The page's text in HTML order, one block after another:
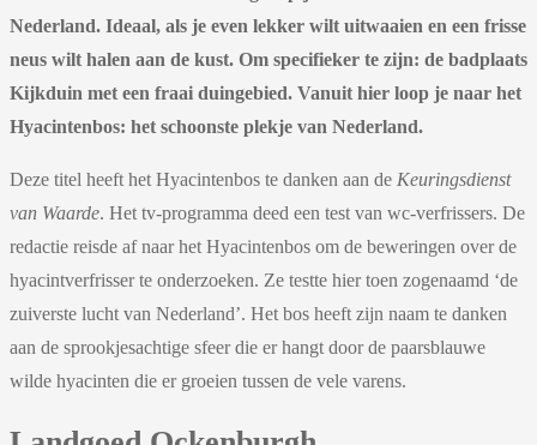
Nederland. Ideaal, als je even lekker wilt uitwaaien en een frisse
neus wilt halen aan de kust. Om specifieker te zijn: de badplaats
Kijkduin met een fraai duingebied. Vanuit hier loop je naar het
Hyacintenbos: het schoonste plekje van Nederland.
Deze titel heeft het Hyacintenbos te danken aan de Keuringsdienst
van Waarde. Het tv-programma deed een test van wc-verfrissers. De
redactie reisde af naar het Hyacintenbos om de beweringen over de
hyacintverfrisser te onderzoeken. Ze testte hier toen zogenaamd ‘de
zuiverste lucht van Nederland’. Het bos heeft zijn naam te danken
aan de sprookjesachtige sfeer die er hangt door de paarsblauwe
wilde hyacinten die er groeien tussen de vele varens.